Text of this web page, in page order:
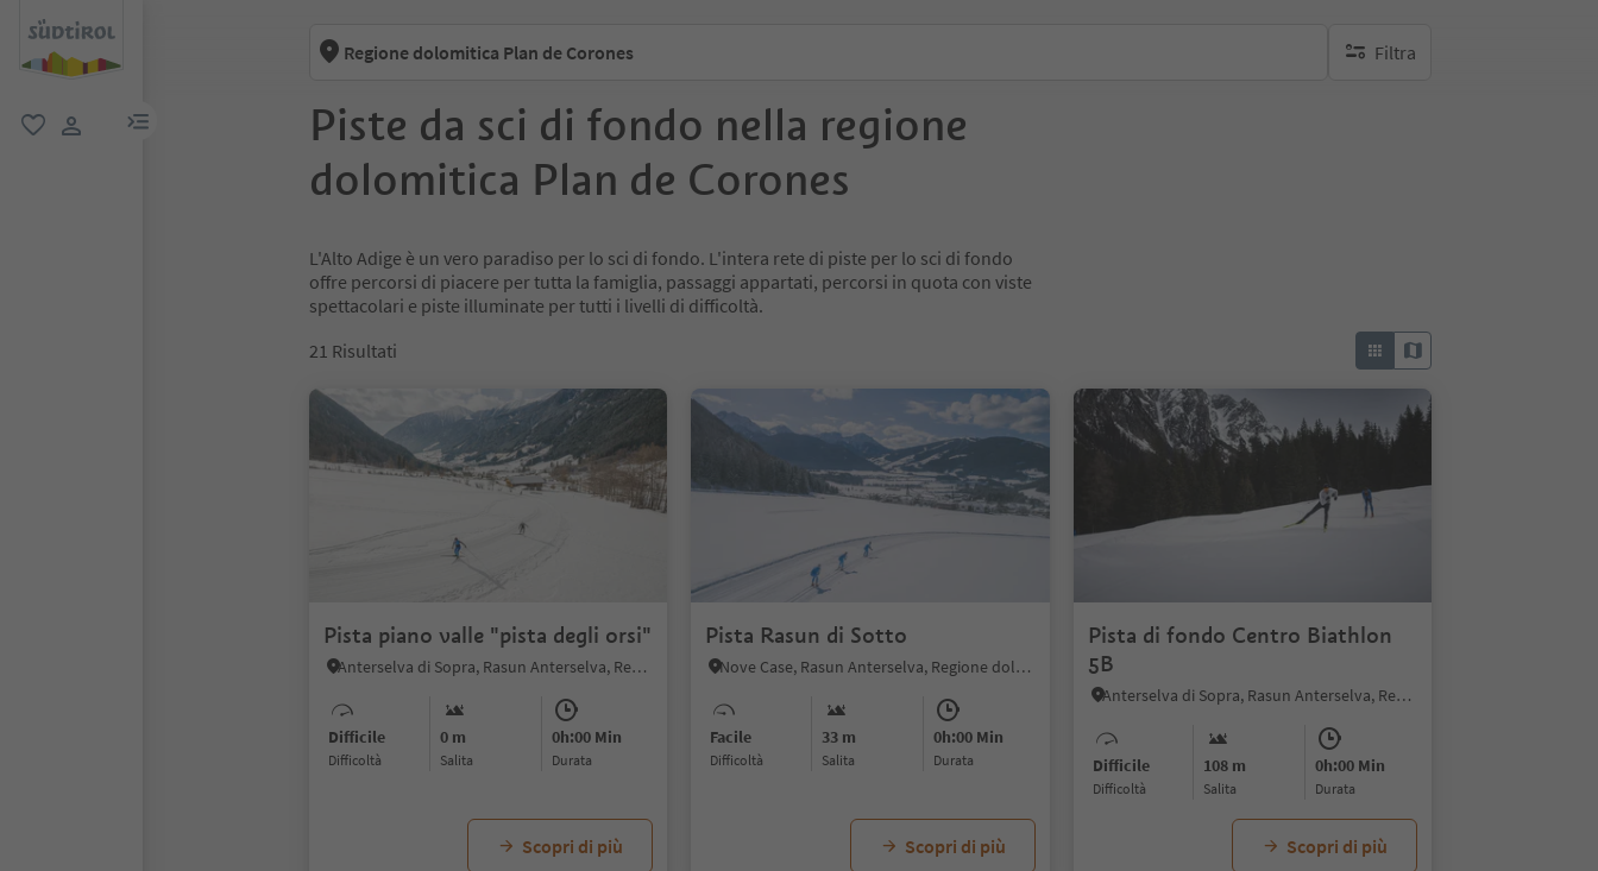
menu link
Regione dolomitica Plan de Corones Filtra
nessun filtro attivo
Piste da sci di fondo nella regione
dolomitica Plan de Corones
L'Alto Adige è un vero paradiso per lo sci di fondo. L'intera rete di piste per lo sci di fondo
offre percorsi di piacere per tutta la famiglia, passaggi appartati, percorsi in quota con viste
spettacolari e piste illuminate per tutti i livelli di difficoltà.
21 Risultati
Pista piano valle "pista degli orsi"
Anterselva di Sopra, Rasun Anterselva, Regione dolomitica Plan de Corones
Difficile
Difficoltà
0 m
Salita
0h:00 Min
durata
Scopri di più
Pista Rasun di Sotto
Nove Case, Rasun Anterselva, Regione dolomitica Plan de Corones
Facile
Difficoltà
33 m
Salita
0h:00 Min
durata
Scopri di più
Pista di fondo Centro Biathlon
5B
Anterselva di Sopra, Rasun Anterselva, Regione dolomitica Plan de Corones
Difficile
Difficoltà
108 m
Salita
0h:00 Min
durata
Scopri di più